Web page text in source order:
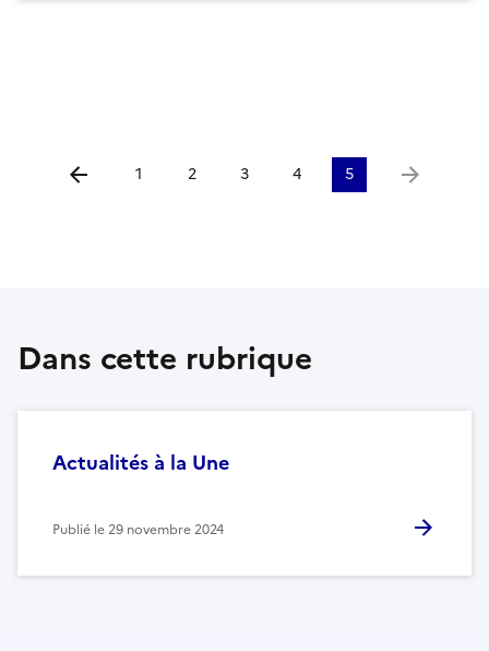
Aller à la page précédente
1 2 3 4 5 Aller à la
Dans cette rubrique
Actualités à la Une
Publié le29 novembre 2024